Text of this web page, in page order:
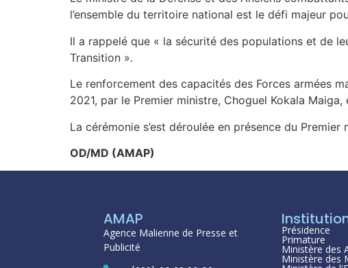
l’ensemble du territoire national est le défi majeur
Il a rappelé que « la sécurité des populations et de
Transition ».
Le renforcement des capacités des Forces armées
2021, par le Premier ministre, Choguel Kokala
La cérémonie s’est déroulée en présence du
OD/MD (AMAP)
AMAP
Agence Malienne de Presse et
Publicité
Présidence
Primature
Ministère des
Ministère des